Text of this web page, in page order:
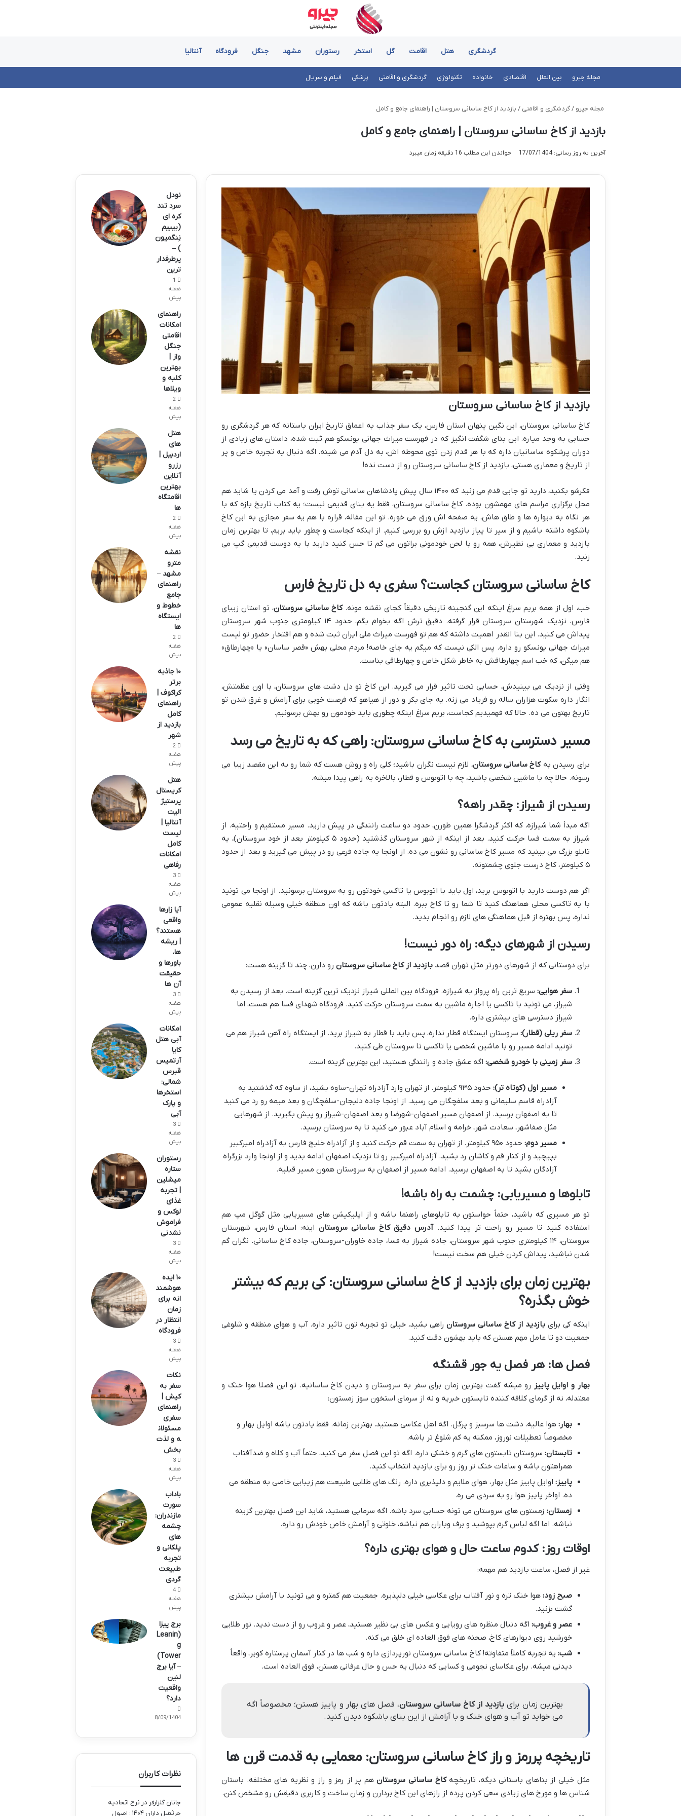
گردشگری هتل اقامت گل استخر رستوران مشهد جنگل فرودگاه آنتالیا
مجله جیرو بین الملل اقتصادی خانواده تکنولوژی گردشگری و اقامتی پزشکی فیلم و سریال
مجله جیرو / گردشگری و اقامتی / بازدید از کاخ ساسانی سروستان | راهنمای جامع و کامل
بازدید از کاخ ساسانی سروستان | راهنمای جامع و کامل
آخرین به روز رسانی: 17/07/1404 خواندن این مطلب 16 دقیقه زمان میبرد
بازدید از کاخ ساسانی سروستان
کاخ ساسانی سروستان، این نگین پنهان استان فارس، یک سفر جذاب به اعماق تاریخ ایران باستانه که هر گردشگری رو
حسابی به وجد میاره. این بنای شگفت انگیز که در فهرست میراث جهانی یونسکو هم ثبت شده، داستان های زیادی از
دوران پرشکوه ساسانیان داره که با هر قدم زدن توی محوطه اش، به دل آدم می شینه. اگه دنبال یه تجربه خاص و پر
از تاریخ و معماری هستی، بازدید از کاخ ساسانی سروستان رو از دست نده!
فکرشو بکنید، دارید تو جایی قدم می زنید که ۱۴۰۰ سال پیش پادشاهان ساسانی توش رفت و آمد می کردن یا شاید هم
محل برگزاری مراسم های مهمشون بوده. کاخ ساسانی سروستان، فقط یه بنای قدیمی نیست؛ یه کتاب تاریخ بازه که با
هر نگاه به دیواره ها و طاق هاش، یه صفحه اش ورق می خوره. تو این مقاله، قراره با هم یه سفر مجازی به این کاخ
باشکوه داشته باشیم و از سیر تا پیاز بازدید ازش رو بررسی کنیم. از اینکه کجاست و چطور باید بریم، تا بهترین زمان
بازدید و معماری بی نظیرش، همه رو با لحن خودمونی براتون می گم تا حس کنید دارید با یه دوست قدیمی گپ می
زنید.
کاخ ساسانی سروستان کجاست؟ سفری به دل تاریخ فارس
خب، اول از همه بریم سراغ اینکه این گنجینه تاریخی دقیقاً کجای نقشه مونه.کاخ ساسانی سروستان، تو استان زیبای
فارس، نزدیک شهرستان سروستان قرار گرفته. دقیق ترش اگه بخوام بگم، حدود ۱۴ کیلومتری جنوب شهر سروستان
پیداش می کنید. این بنا انقدر اهمیت داشته که هم تو فهرست میراث ملی ایران ثبت شده و هم افتخار حضور تو لیست
میراث جهانی یونسکو رو داره. پس الکی نیست که میگم یه جای خاصه! مردم محلی بهش «قصر ساسان» یا «چهارطاق»
هم میگن، که خب اسم چهارطاقش به خاطر شکل خاص و چهارطاقی بناست.
وقتی از نزدیک می بینیدش، حسابی تحت تاثیر قرار می گیرید. این کاخ تو دل دشت های سروستان، با اون عظمتش،
انگار داره سکوت هزاران ساله رو فریاد می زنه. یه جای بکر و دور از هیاهو که فرصت خوبی برای آرامش و غرق شدن تو
تاریخ بهتون می ده. حالا که فهمیدیم کجاست، بریم سراغ اینکه چطوری باید خودمون رو بهش برسونیم.
مسیر دسترسی به کاخ ساسانی سروستان: راهی که به تاریخ می رسد
برای رسیدن بهکاخ ساسانی سروستان، لازم نیست نگران باشید؛ کلی راه و روش هست که شما رو به این مقصد زیبا می
رسونه. حالا چه با ماشین شخصی باشید، چه با اتوبوس و قطار، بالاخره یه راهی پیدا میشه.
رسیدن از شیراز: چقدر راهه؟
اگه مبدأ شما شیرازه، که اکثر گردشگرا همین طورن، حدود دو ساعت رانندگی در پیش دارید. مسیر مستقیم و راحتیه. از
شیراز به سمت فسا حرکت کنید. بعد از اینکه از شهر سروستان گذشتید (حدود ۵ کیلومتر بعد از خود سروستان)، یه
تابلو بزرگ می بینید که مسیر کاخ ساسانی رو نشون می ده. از اونجا یه جاده فرعی رو در پیش می گیرید و بعد از حدود
۵ کیلومتر، کاخ درست جلوی چشمتونه.
اگر هم دوست دارید با اتوبوس برید، اول باید با اتوبوس یا تاکسی خودتون رو به سروستان برسونید. از اونجا می تونید
با یه تاکسی محلی هماهنگ کنید تا شما رو تا کاخ ببره. البته یادتون باشه که اون منطقه خیلی وسیله نقلیه عمومی
نداره، پس بهتره از قبل هماهنگی های لازم رو انجام بدید.
رسیدن از شهرهای دیگه: راه دور نیست!
برای دوستانی که از شهرهای دورتر مثل تهران قصدبازدید از کاخ ساسانی سروستان رو دارن، چند تا گزینه هست:
سفر هوایی: سریع ترین راه پرواز به شیرازه. فرودگاه بین المللی شیراز نزدیک ترین گزینه است. بعد از رسیدن به
شیراز، می تونید با تاکسی یا اجاره ماشین به سمت سروستان حرکت کنید. فرودگاه شهدای فسا هم هست، اما
شیراز دسترسی های بیشتری داره.
سفر ریلی (قطار): سروستان ایستگاه قطار نداره، پس باید با قطار به شیراز برید. از ایستگاه راه آهن شیراز هم می
تونید ادامه مسیر رو با ماشین شخصی یا تاکسی تا سروستان طی کنید.
سفر زمینی با خودرو شخصی: اگه عشق جاده و رانندگی هستید، این بهترین گزینه است.
مسیر اول (کوتاه تر):
حدود ۹۳۵ کیلومتر. از تهران وارد آزادراه تهران-ساوه بشید، از ساوه که گذشتید به
آزادراه قاسم سلیمانی و بعد سلفچگان می رسید. از اونجا جاده دلیجان-سلفچگان و بعد میمه رو رد می کنید
تا به اصفهان برسید. از اصفهان مسیر اصفهان-شهرضا و بعد اصفهان-شیراز رو پیش بگیرید. از شهرهایی
مثل صفاشهر، سعادت شهر، خرامه و اسلام آباد عبور می کنید تا به سروستان برسید.
مسیر دوم:
حدود ۹۵۰ کیلومتر. از تهران به سمت قم حرکت کنید و از آزادراه خلیج فارس به آزادراه امیرکبیر
بپیچید و از کنار قم و کاشان رد بشید. آزادراه امیرکبیر رو تا نزدیک اصفهان ادامه بدید و از اونجا وارد بزرگراه
آزادگان بشید تا به اصفهان برسید. ادامه مسیر از اصفهان به سروستان همون مسیر قبلیه.
تابلوها و مسیریابی: چشمت به راه باشه!
تو هر مسیری که باشید، حتماً حواستون به تابلوهای راهنما باشه و از اپلیکیشن های مسیریابی مثل گوگل مپ هم
استفاده کنید تا مسیر رو راحت تر پیدا کنید.آدرس دقیق کاخ ساسانی سروستان اینه: استان فارس، شهرستان
سروستان، ۱۴ کیلومتری جنوب شهر سروستان، جاده شیراز به فسا، جاده خاوران-سروستان، جاده کاخ ساسانی. نگران گم
شدن نباشید، پیداش کردن خیلی هم سخت نیست!
بهترین زمان برای بازدید از کاخ ساسانی سروستان: کی بریم که بیشتر
خوش بگذره؟
اینکه کی برایبازدید از کاخ ساسانی سروستانراهی بشید، خیلی تو تجربه تون تاثیر داره. آب و هوای منطقه و شلوغی
جمعیت دو تا عامل مهم هستن که باید بهشون دقت کنید.
فصل ها: هر فصل یه جور قشنگه
بهار و اوایل پاییز رو میشه گفت بهترین زمان برای سفر به سروستان و دیدن کاخ ساسانیه. تو این فصلا هوا خنک و
معتدله، نه از گرمای کلافه کننده تابستون خبریه و نه از سرمای استخون سوز زمستون:
بهار: هوا عالیه، دشت ها سرسبز و پرگل. اگه اهل عکاسی هستید، بهترین زمانه. فقط یادتون باشه اوایل بهار و
مخصوصاً تعطیلات نوروز، ممکنه یه کم شلوغ تر باشه.
تابستان: سروستان تابستون های گرم و خشکی داره. اگه تو این فصل سفر می کنید، حتماً آب و کلاه و ضدآفتاب
همراهتون باشه و ساعات خنک تر روز رو برای بازدید انتخاب کنید.
پاییز: اوایل پاییز مثل بهار، هوای ملایم و دلپذیری داره. رنگ های طلایی طبیعت هم زیبایی خاصی به منطقه می
ده. اواخر پاییز هوا رو به سردی می ره.
زمستان: زمستون های سروستان می تونه حسابی سرد باشه. اگه سرمایی هستید، شاید این فصل بهترین گزینه
نباشه. اما اگه لباس گرم بپوشید و برف وباران هم نباشه، خلوتی و آرامش خاص خودش رو داره.
اوقات روز: کدوم ساعت حال و هوای بهتری داره؟
غیر از فصل، ساعت بازدید هم مهمه:
صبح زود: هوا خنک تره و نور آفتاب برای عکاسی خیلی دلپذیره. جمعیت هم کمتره و می تونید با آرامش بیشتری
گشت بزنید.
عصر و غروب: اگه دنبال منظره های رویایی و عکس های بی نظیر هستید، عصر و غروب رو از دست ندید. نور طلایی
خورشید روی دیوارهای کاخ، صحنه های فوق العاده ای خلق می کنه.
شب: یه تجربه کاملاً متفاوته! کاخ ساسانی سروستان نورپردازی داره و شب ها در کنار آسمان پرستاره کویر، واقعاً
دیدنی میشه. برای عکاسای نجومی و کسایی که دنبال یه حس و حال عرفانی هستن، فوق العاده است.
بهترین زمان برای بازدید از کاخ ساسانی سروستان، فصل های بهار و پاییز هستن؛ مخصوصاً اگه
می خواید تو آب و هوای خنک و با آرامش از این بنای باشکوه دیدن کنید.
تاریخچه پررمز و راز کاخ ساسانی سروستان: معمایی به قدمت قرن ها
مثل خیلی از بناهای باستانی دیگه، تاریخچهکاخ ساسانی سروستانهم پر از رمز و راز و نظریه های مختلفه. باستان
شناس ها و مورخ های زیادی سعی کردن پرده از رازهای این کاخ بردارن و زمان ساخت و کاربری دقیقش رو مشخص کنن.
نودل
سرد تند
کره ای
(بیبیم
نِنگمیون
) –
پرطرفدار
ترین
1
هفته
پیش
راهنمای
امکانات
اقامتی
جنگل
واز |
بهترین
کلبه و
ویلاها
2
هفته
پیش
هتل
های
اردبیل |
رزرو
آنلاین
بهترین
اقامتگاه
ها
2
هفته
پیش
نقشه
مترو
مشهد –
راهنمای
جامع
خطوط و
ایستگاه
ها
2
هفته
پیش
۱۰ جاذبه
برتر
کراکوف |
راهنمای
کامل
بازدید از
شهر
2
هفته
پیش
هتل
کریستال
پرستیژ
الیت
آنتالیا |
لیست
کامل
امکانات
رفاهی
3
هفته
پیش
آیا زارها
واقعی
هستند؟
| ریشه
ها،
باورها و
حقیقت
آن ها
3
هفته
پیش
امکانات
آبی هتل
کایا
آرتمیس
قبرس
شمالی:
استخرها
و پارک
آبی
3
هفته
پیش
رستوران
ستاره
میشلین
| تجربه
غذای
لوکس و
فراموش
نشدنی
3
هفته
پیش
۱۰ ایده
هوشمند
انه برای
زمان
انتظار در
فرودگاه
3
هفته
پیش
نکات
سفر به
کیش |
راهنمای
سفری
مسئولان
ه و لذت
بخش
3
هفته
پیش
باداب
سورت
مازندران:
چشمه
های
پلکانی و
تجربه
طبیعت
گردی
4
هفته
پیش
برج پیزا
(Leanin
g
Tower)
– آیا برج
لنین
واقعیت
دارد؟
28/09/1404
نظرات کاربران
جانان گلزارفر در نرخ اتحادیه
جرثقیل داران ۱۴۰۴ : اصول